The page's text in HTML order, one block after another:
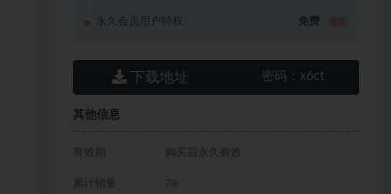
永久会员用户特权： 免费
下载地址 密码： x6ct
其他信息
有效期 购买后永久有效
累计销量 76